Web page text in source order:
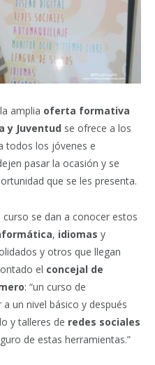
amplia oferta formativa
y Juventud se ofrece a los
todos los jóvenes e
pasar la ocasión y se
que se les presenta.
se dan a conocer estos
, idiomas y
y otros que llegan
el concejal de
: “un curso de
un nivel básico y después
y talleres de redes sociales
de estas herramientas.”